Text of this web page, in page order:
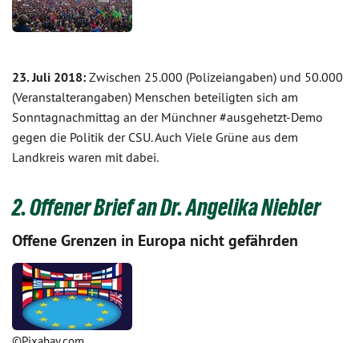
23. Juli 2018: Zwischen 25.000 (Polizeiangaben) und 50.000
(Veranstalterangaben) Menschen beteiligten sich am
Sonntagnachmittag an der Münchner #ausgehetzt-Demo
gegen die Politik der CSU. Auch Viele Grüne aus dem
Landkreis waren mit dabei.
2. Offener Brief an Dr. Angelika Niebler
Offene Grenzen in Europa nicht gefährden